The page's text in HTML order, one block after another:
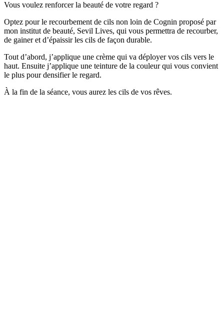
Vous voulez renforcer la beauté de votre regard ?
Optez pour le recourbement de cils non loin de Cognin proposé par
mon institut de beauté, Sevil Lives, qui vous permettra de recourber,
de gainer et d’épaissir les cils de façon durable.
Tout d’abord, j’applique une crème qui va déployer vos cils vers le
haut. Ensuite j’applique une teinture de la couleur qui vous convient
le plus pour densifier le regard.
À la fin de la séance, vous aurez les cils de vos rêves.